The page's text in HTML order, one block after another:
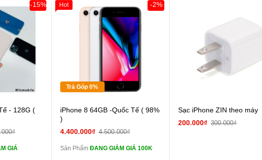
phòng và
các Phụ Kiện Khác
Khách Hàng
lực 10D full
iPhone 6S
- 128G (
-15%
GIÁ
Trả Góp 0%
Giảm 100.000đ
Khách Hàng
Thân Thiết
Tặng
Cường lực 10D full
màn
tai nghe iPhone 6S
iPhone 8 64GB -Quốc Tế ( 98%
)
4.400.000₫ 4.500.000₫
-2%
Sản Phẩm ĐANG GIẢM GIÁ 100K
Hot
Sạc iPhone ZIN theo máy
200.000₫ 300.000₫